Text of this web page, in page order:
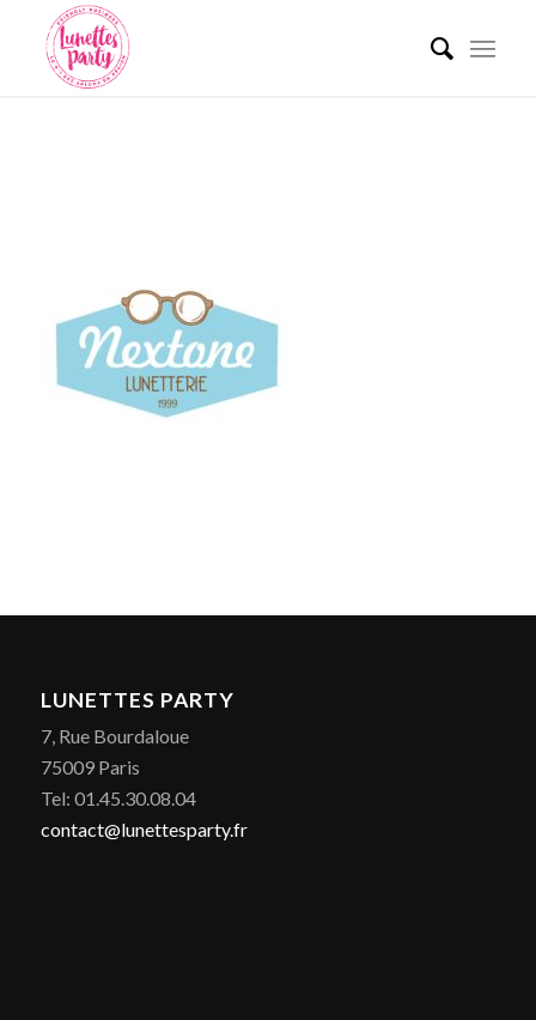
LUNETTES PARTY
7, Rue Bourdaloue
75009 Paris
Tel: 01.45.30.08.04
contact@lunettesparty.fr